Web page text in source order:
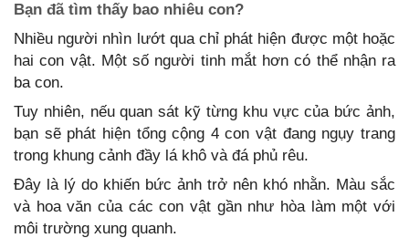
Bạn đã tìm thấy bao nhiêu con?
Nhiều người nhìn lướt qua chỉ phát hiện được một hoặc
hai con vật. Một số người tinh mắt hơn có thể nhận ra
ba con.
Tuy nhiên, nếu quan sát kỹ từng khu vực của bức ảnh,
bạn sẽ phát hiện tổng cộng 4 con vật đang ngụy trang
trong khung cảnh đầy lá khô và đá phủ rêu.
Đây là lý do khiến bức ảnh trở nên khó nhằn. Màu sắc
và hoa văn của các con vật gần như hòa làm một với
môi trường xung quanh.